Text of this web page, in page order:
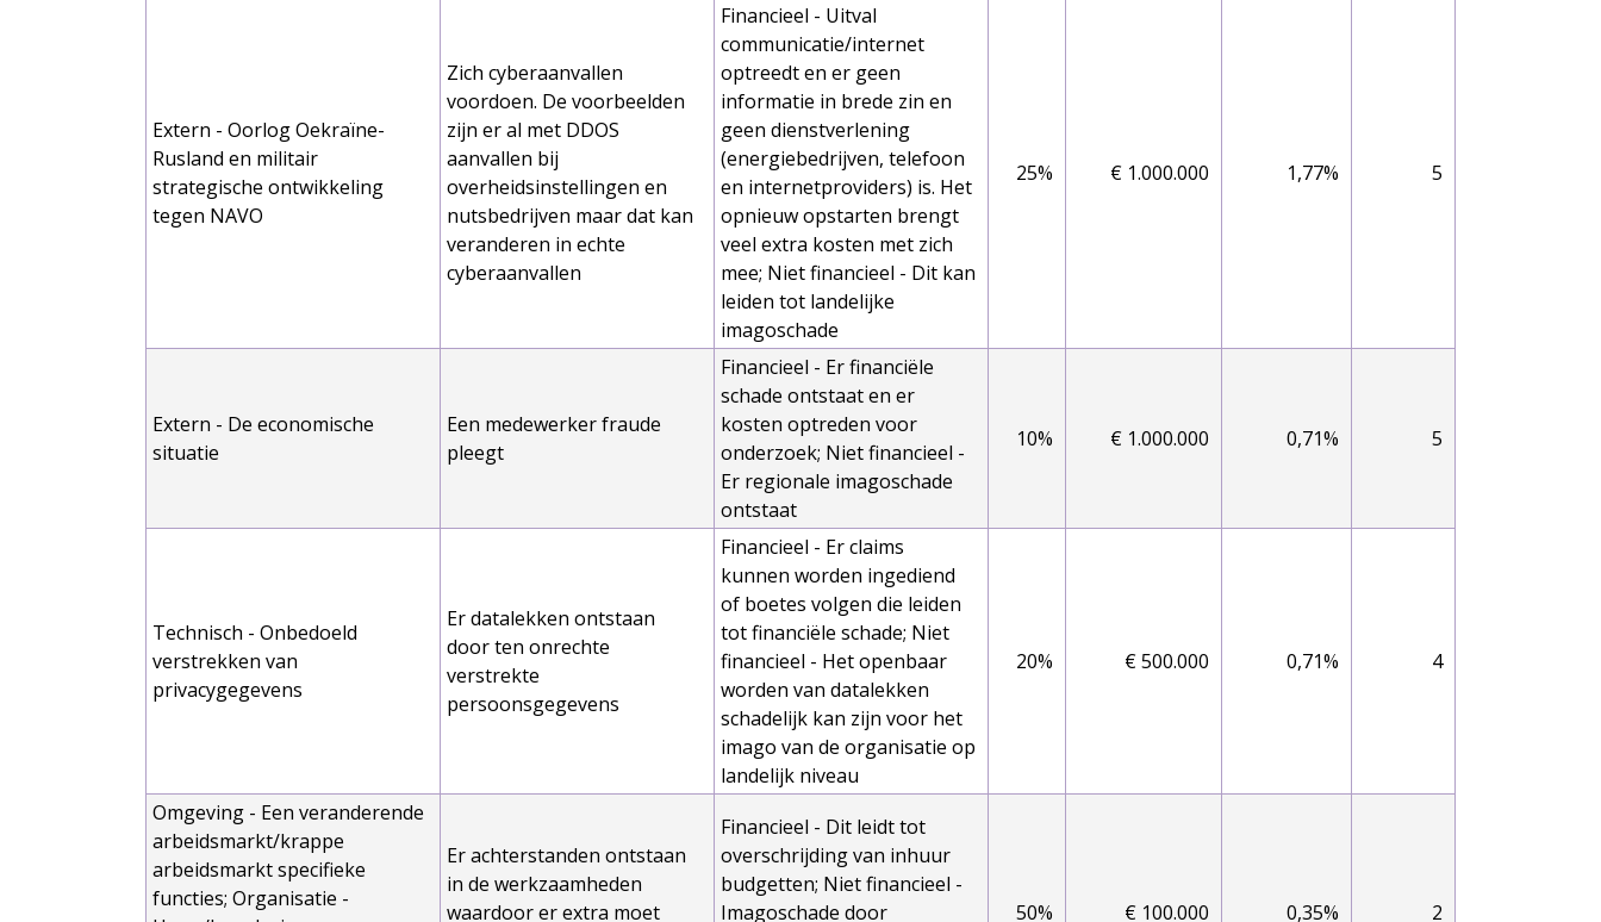
Extern - Oorlog Oekraïne-
Rusland en militair
strategische ontwikkeling
tegen NAVO
Zich cyberaanvallen
voordoen. De voorbeelden
zijn er al met DDOS
aanvallen bij
overheidsinstellingen en
nutsbedrijven maar dat kan
veranderen in echte
cyberaanvallen
Financieel - Uitval
communicatie/internet
optreedt en er geen
informatie in brede zin en
geen dienstverlening
(energiebedrijven, telefoon
en internetproviders) is. Het
opnieuw opstarten brengt
veel extra kosten met zich
mee; Niet financieel - Dit kan
leiden tot landelijke
imagoschade
25% € 1.000.000 1,77% 5
Extern - De economische
situatie
Een medewerker fraude
pleegt
Financieel - Er financiële
schade ontstaat en er
kosten optreden voor
onderzoek; Niet financieel -
Er regionale imagoschade
ontstaat
10% € 1.000.000 0,71% 5
Technisch - Onbedoeld
verstrekken van
privacygegevens
Er datalekken ontstaan
door ten onrechte
verstrekte
persoonsgegevens
Financieel - Er claims
kunnen worden ingediend
of boetes volgen die leiden
tot financiële schade; Niet
financieel - Het openbaar
worden van datalekken
schadelijk kan zijn voor het
imago van de organisatie op
landelijk niveau
20% € 500.000 0,71% 4
Omgeving - Een veranderende
arbeidsmarkt/krappe
arbeidsmarkt specifieke
functies; Organisatie -
Er achterstanden ontstaan
in de werkzaamheden
waardoor er extra moet
Financieel - Dit leidt tot
overschrijding van inhuur
budgetten; Niet financieel -
Imagoschade door
50% € 100.000 0,35% 2